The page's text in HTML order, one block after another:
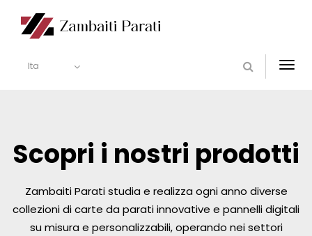
Ita
Scopri i nostri prodotti
Zambaiti Parati studia e realizza ogni anno diverse
collezioni di carte da parati innovative e pannelli digitali
su misura e personalizzabili, operando nei settori